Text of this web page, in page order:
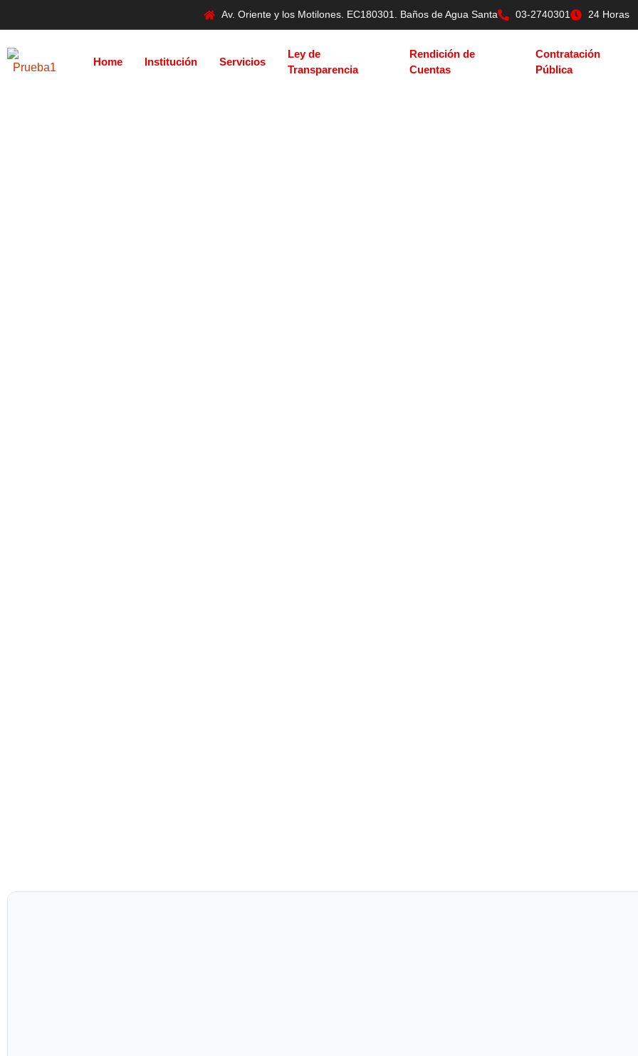
Av. Oriente y los Motilones. EC180301. Baños de Agua Santa 03-2740301 24 Horas
Home Institución Servicios
Ley de
Transparencia
Rendición de
Cuentas
Contratación
Pública